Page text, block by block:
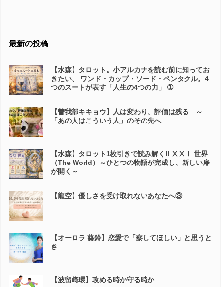
最新の投稿
【水森】タロット。小アルカナを読む前に知ってお
きたい、 ワンド・カップ・ソード・ペンタクル。4
つのスートが表す「人生の4つの力」 ➀
【曽我部キキョウ】人は変わり、評価は残る ～
「あの人はこういう人」のその先へ
【水森】タロット1枚引きで読み解く‼️ ⅩⅩⅠ 世界
（The World）～ひとつの物語が完成し、新しい扉
が開く～
【龍空】優しさを受け取れないあなたへ③
【オーロラ 葵鈴】恋愛で「察してほしい」と思うと
き
【波留崎環】攻める時か守る時か